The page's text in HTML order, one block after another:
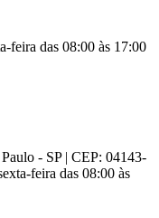
feira das 08:00 às 17:00
- SP | CEP: 04143-
feira das 08:00 às